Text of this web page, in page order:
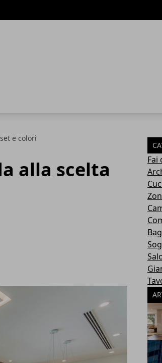
e colori
alla scelta
Fai